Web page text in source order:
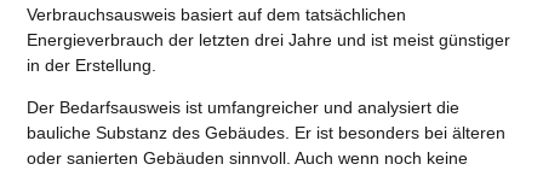
Verbrauchsausweis basiert auf dem tatsächlichen
Energieverbrauch der letzten drei Jahre und ist meist günstiger
in der Erstellung.
Der Bedarfsausweis ist umfangreicher und analysiert die
bauliche Substanz des Gebäudes. Er ist besonders bei älteren
oder sanierten Gebäuden sinnvoll. Auch wenn noch keine